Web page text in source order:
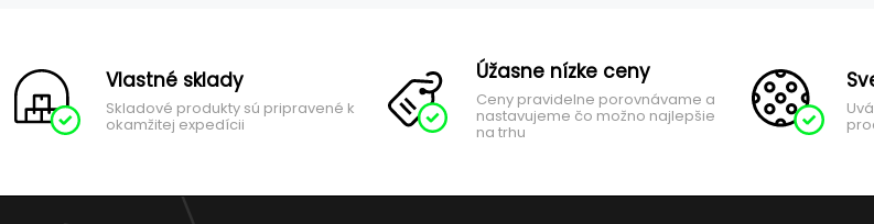
Vlastné sklady
Skladové produkty sú pripravené k
okamžitej expedícii
Úžasne nízke ceny
Ceny pravidelne porovnávame a
nastavujeme čo možno najlepšie
na trhu